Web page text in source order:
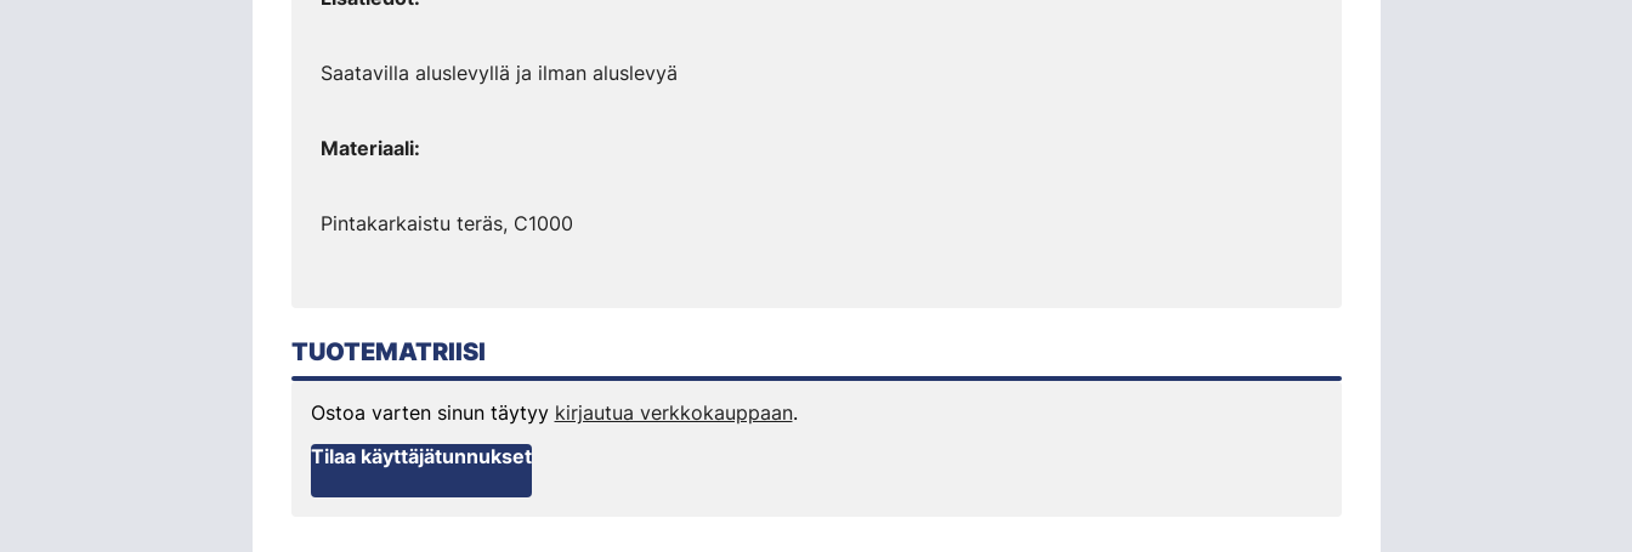
Saatavilla aluslevyllä ja ilman aluslevyä
Materiaali:
Pintakarkaistu teräs, C1000
TUOTEMATRIISI
Ostoa varten sinun täytyy kirjautua verkkokauppaan.
Tilaa käyttäjätunnukset